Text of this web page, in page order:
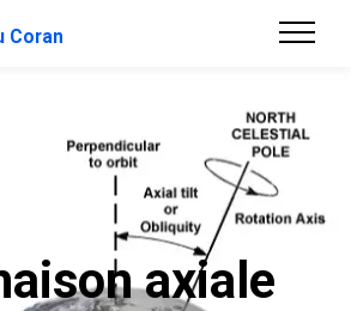
Coran
axiale